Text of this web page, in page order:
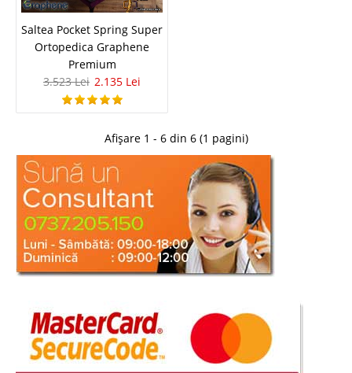
Adauga la Favorite
-39%
Saltea Ortopedica Antistres
Antistatica Graphene Dream 160x200
Saltea Antistres 160x200 cm Ortopedica Antistatica Graphene Dream de
Relaxare ✅ Topper cu fermoar Grafenul este descris ca "Materialul
minune care va transforma secolul XXI”, un material revolutionar cu
proprietati uimitoare ce se anunta a fi temelia celor mai int..
2.591 Lei
Pret Redus 1.570 Lei
Saltea Pocket Spring Super
Ortopedica Graphene
Premium
3.523 Lei 2.135 Lei
Afișare 1 - 6 din 6 (1 pagini)